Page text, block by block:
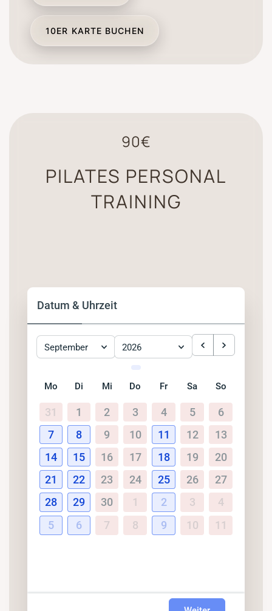
10ER KARTE BUCHEN
90€
PILATES PERSONAL
TRAINING
Datum & Uhrzeit
September 2026
Mo Di Mi Do Fr Sa So
31 1 2 3 4 5
6
7
8 9 10 11 12
13
14
15 16 17 18 19
20
21
22 23 24 25 26
27
28
29 30 1 2 3
4
5
6 7 8 9 10 11